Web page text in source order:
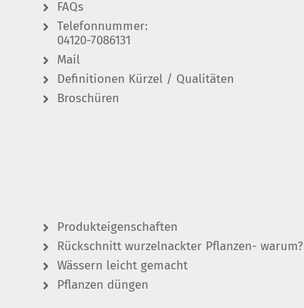
FAQs
Telefonnummer:
04120-7086131
Mail
Definitionen Kürzel / Qualitäten
Broschüren
Produkteigenschaften
Rückschnitt wurzelnackter Pflanzen- warum?
Wässern leicht gemacht
Pflanzen düngen